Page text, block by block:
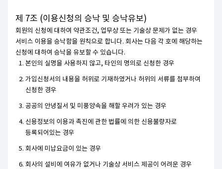
제 7조 (이용신청의 승낙 및 승낙유보)
회원의 신청에 대하여 약관조건, 업무상 또는 기술상 문제가 없는 경우
서비스 이용을 승낙함을 원칙으로 합니다. 회사는 다음 각 호에 해당하는
신청에 대하여 승낙을 유보할 수 있습니다.
본인의 실명을 사용하지 않고, 타인의 명의로 신청한 경우
가입신청서의 내용을 허위로 기재하였거나 허위의 서류를 첨부하여
신청한 경우
공공의 안녕질서 및 미풍양속을 해할 우려가 있는 경우
신용정보의 이용과 촉진에 관한 법률에 의한 신용불량자로
등록되어있는 경우
회사에 미납요금이 있는 경우
회사의 설비에 여유가 없거나 기술상 서비스 제공이 어려운 경우